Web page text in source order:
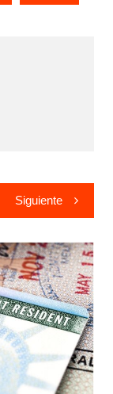
Siguiente